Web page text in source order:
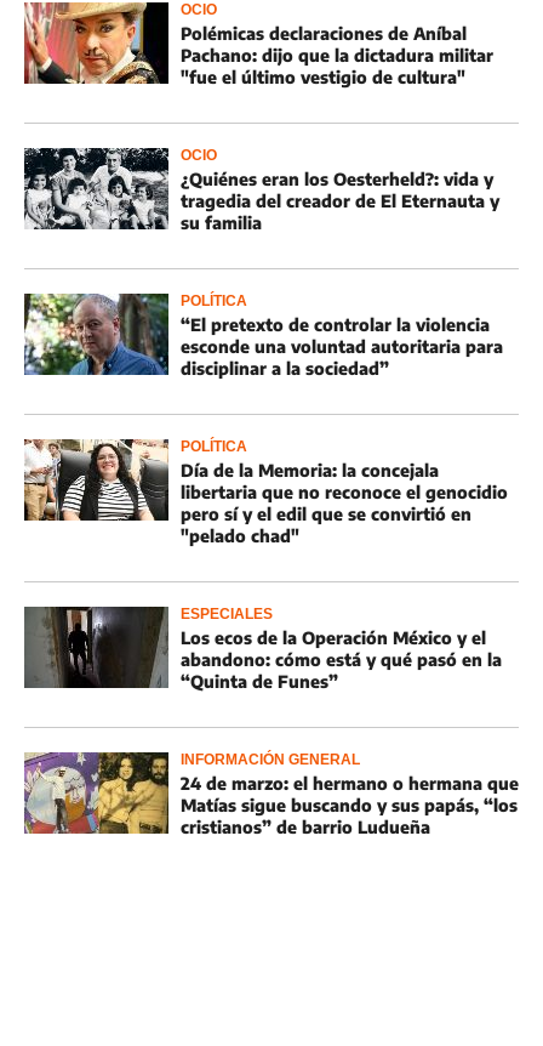
OCIO
Polémicas declaraciones de Aníbal
Pachano: dijo que la dictadura militar
"fue el último vestigio de cultura"
OCIO
¿Quiénes eran los Oesterheld?: vida y
tragedia del creador de El Eternauta y
su familia
POLÍTICA
“El pretexto de controlar la violencia
esconde una voluntad autoritaria para
disciplinar a la sociedad”
POLÍTICA
Día de la Memoria: la concejala
libertaria que no reconoce el genocidio
pero sí y el edil que se convirtió en
"pelado chad"
ESPECIALES
Los ecos de la Operación México y el
abandono: cómo está y qué pasó en la
“Quinta de Funes”
INFORMACIÓN GENERAL
24 de marzo: el hermano o hermana que
Matías sigue buscando y sus papás, “los
cristianos” de barrio Ludueña